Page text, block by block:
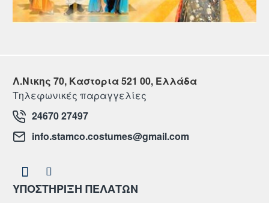
Λ.Νικης 70, Καστορια 521 00, Ελλάδα
Τηλεφωνικές παραγγελίες
24670 27497
info.stamco.costumes@gmail.com
ΥΠΟΣΤΗΡΙΞΗ ΠΕΛΑΤΩΝ